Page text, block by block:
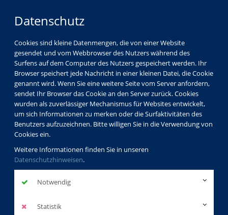
Datenschutz
Cookies sind kleine Datenmengen, die von einer Website
gesendet und vom Webbrowser des Nutzers während des
Surfens auf dem Computer des Nutzers gespeichert werden. Ihr
Browser speichert jede Nachricht in einer kleinen Datei, die Cookie
genannt wird. Wenn Sie eine weitere Seite vom Server anfordern,
sendet Ihr Browser das Cookie an den Server zurück. Cookies
wurden als zuverlässiger Mechanismus für Websites entwickelt,
um sich Informationen zu merken oder die Surfaktivitäten des
Benutzers aufzuzeichnen. Bitte willigen Sie in die Verwendung von
Cookies ein.
Weitere Informationen finden Sie in unseren
Datenschutzhinweisen.
Notwendig
Statistik
LOGIN MENÜ